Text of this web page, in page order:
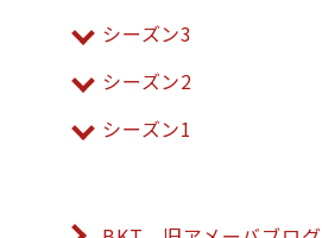
シーズン3
シーズン2
シーズン1